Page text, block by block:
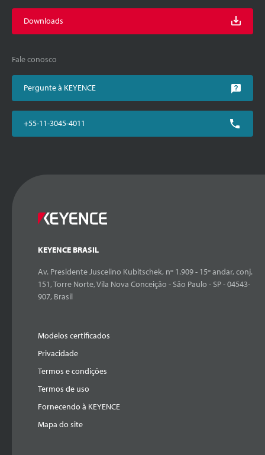
Downloads
Fale conosco
Pergunte à KEYENCE
+55-11-3045-4011
KEYENCE BRASIL
Av. Presidente Juscelino Kubitschek, nº 1.909 - 15º andar, conj.
151, Torre Norte, Vila Nova Conceição - São Paulo - SP - 04543-
907, Brasil
Modelos certificados
Privacidade
Termos e condições
Termos de uso
Fornecendo à KEYENCE
Mapa do site